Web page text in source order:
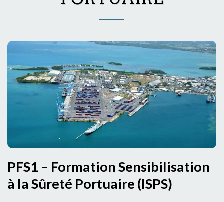
PFS1 – Formation Sensibilisation
à la Sûreté Portuaire (ISPS)